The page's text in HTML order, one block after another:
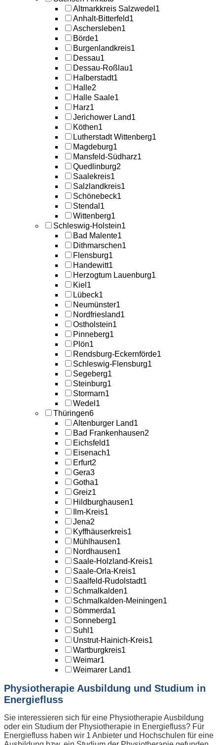
Altmarkkreis Salzwedel 1
Anhalt-Bitterfeld1
Aschersleben1
Börde1
Burgenlandkreis1
Dessau1
Dessau-Roßlau1
Halberstadt1
Halle2
Halle Saale1
Harz1
Jerichower Land1
Köthen1
Lutherstadt Wittenberg1
Magdeburg1
Mansfeld-Südharz1
Quedlinburg2
Saalekreis1
Salzlandkreis1
Schönebeck1
Stendal 1
Wittenberg1
Schleswig-Holstein1
Bad Malente1
Dithmarschen1
Flensburg1
Handewitt1
Herzogtum Lauenburg1
Kiel 1
Lübeck1
Neumünster1
Nordfriesland1
Ostholstein1
Pinneberg1
Plön1
Rendsburg-Eckernförde1
Schleswig-Flensburg1
Segeberg1
Steinburg1
Stormarn1
Wedel 1
Thüringen6
Altenburger Land1
Bad Frankenhausen2
Eichsfeld1
Eisenach1
Erfurt2
Gera3
Gotha1
Greiz1
Hildburghausen1
Ilm-Kreis1
Jena2
Kyffhäuserkreis1
Mühlhausen1
Nordhausen1
Saale-Holzland-Kreis1
Saale-Orla-Kreis1
Saalfeld-Rudolstadt1
Schmalkalden1
Schmalkalden-Meiningen1
Sömmerda1
Sonneberg1
Suhl 1
Unstrut-Hainich-Kreis1
Wartburgkreis1
Weimar1
Weimarer Land1
Physiotherapie Ausbildung und Studium in
Energiefluss
Sie interessieren sich für eine Physiotherapie Ausbildung
oder ein Studium der Physiotherapie in Energiefluss? Für
Energiefluss haben wir 1 Anbieter und Hochschulen für eine